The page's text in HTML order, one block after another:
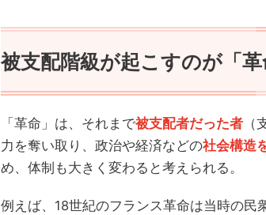
被支配階級が起こすのが「革
「革命」は、それまで被支配者だった者
力を奪い取り、政治や経済などの社会構造
め、体制も大きく変わると考えられる。
例えば、18世紀のフランス革命は当時の民